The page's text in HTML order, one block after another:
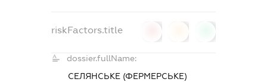
riskFactors.title
dossier.fullName:
СЕЛЯНСЬКЕ (ФЕРМЕРСЬКЕ)